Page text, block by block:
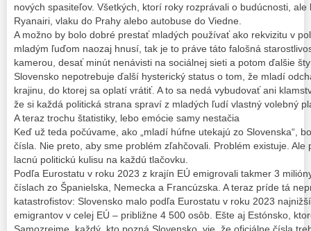
nových spasiteľov. Všetkých, ktorí roky rozprávali o budúcnosti,
Ryanairi, vlaku do Prahy alebo autobuse do Viedne.
A možno by bolo dobré prestať mladých používať ako rekvizitu v
mladým ľuďom naozaj hnusí, tak je to práve táto falošná
kamerou, desať minút nenávisti na sociálnej sieti a potom ďalšie
Slovensko nepotrebuje ďalší hysterický status o tom, že mladí
krajinu, do ktorej sa oplatí vrátiť. A to sa nedá vybudovať ani
že si každá politická strana spraví z mladých ľudí vlastný volebný
A teraz trochu štatistiky, lebo emócie samy nestačia
Keď už teda počúvame, ako „mladí húfne utekajú zo Slovenska“,
čísla. Nie preto, aby sme problém zľahčovali. Problém existuje. Ale
lacnú politickú kulisu na každú tlačovku.
Podľa Eurostatu v roku 2023 z krajín EÚ emigrovali takmer 3
číslach zo Španielska, Nemecka a Francúzska. A teraz príde tá
katastrofistov: Slovensko malo podľa Eurostatu v roku 2023
emigrantov v celej EÚ – približne 4 500 osôb. Ešte aj Estónsko,